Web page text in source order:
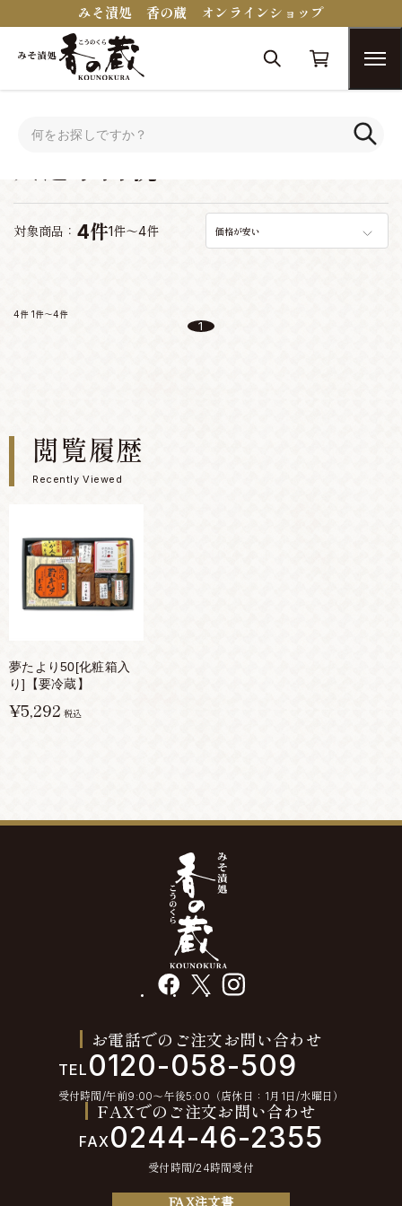
みそ漬処 香の蔵 オンラインショップ
対象商品： 4件1件～4件 価格が安い
4件 1件～4件
1
閲覧履歴
Recently Viewed
夢たより50[化粧箱入
り]【要冷蔵】
¥5,292 税込
facebook instagram
お電話でのご注文お問い合わせ
TEL 0120-058-509
受付時間/午前9:00〜午後5:00（店休日：1月1日/水曜日）
FAXでのご注文お問い合わせ
FAX0244-46-2355
受付時間/24時間受付
FAX注文書